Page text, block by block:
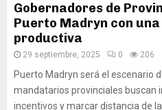
Gobernadores de
Puerto Madryn con
productiva
29 septiembre, 2025 0 206
Puerto Madryn será el escenario
mandatarios provinciales buscan
incentivos y marcar distancia de la